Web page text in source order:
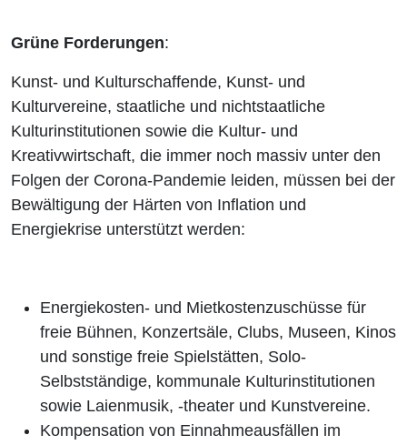
Grüne Forderungen:
Kunst- und Kulturschaffende, Kunst- und
Kulturvereine, staatliche und nichtstaatliche
Kulturinstitutionen sowie die Kultur- und
Kreativwirtschaft, die immer noch massiv unter den
Folgen der Corona-Pandemie leiden, müssen bei der
Bewältigung der Härten von Inflation und
Energiekrise unterstützt werden:
Energiekosten- und Mietkostenzuschüsse für
freie Bühnen, Konzertsäle, Clubs, Museen, Kinos
und sonstige freie Spielstätten, Solo-
Selbstständige, kommunale Kulturinstitutionen
sowie Laienmusik, -theater und Kunstvereine.
Kompensation von Einnahmeausfällen im